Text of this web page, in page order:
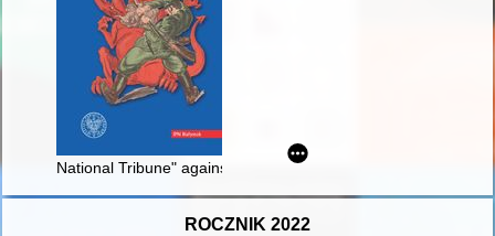
National Tribune" against communism : a contribution to
ROCZNIK 2022